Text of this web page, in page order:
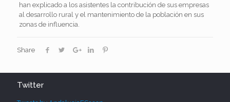
han explicado a los asistentes la contribución de sus empresas
al desarrollo rural y el mantenimiento de la población en sus
zonas de influencia.
Share
Twitter